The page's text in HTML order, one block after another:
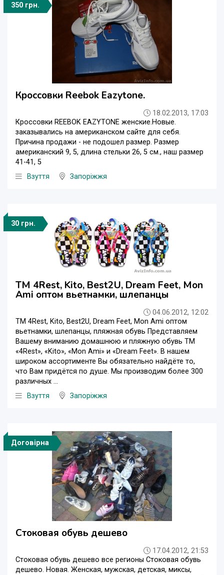
350 грн.
Кроссовки Reebok Eazytone.
18.02.2013, 17:03
Кроссовки REEBOK EAZYTONE женские.Новые.
заказывались на американском сайте для себя.
Причина продажи - не подошел размер. Размер
американский 9, 5, длина стельки 26, 5 см., наш размер
41-41, 5
Взуття
Запоріжжя
30 грн.
ТМ 4Rest, Kito, Best2U, Dream Feet, Mon
Ami оптом вьетнамки, шлепанцы
04.06.2012, 12:02
ТМ 4Rest, Kito, Best2U, Dream Feet, Mon Ami оптом
вьетнамки, шлепанцы, пляжная обувь Представляем
Вашему вниманию домашнюю и пляжную обувь ТМ
«4Rest», «Kito», «Mon Ami» и «Dream Feet». В нашем
широком ассортименте Вы обязательно найдёте то,
что Вам придётся по душе. Мы производим более 300
различных ...
Взуття
Запоріжжя
Договірна
Стоковая обувь дешево
17.04.2012, 21:53
Стоковая обувь дешево все регионы Стоковая обувь
дешево. Новая. Женская, мужская, детская, миксы,